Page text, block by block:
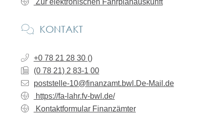
Zur elektronischen Fahrplanauskunft
KONTAKT
+0 78 21 28 30 ()
(0 78 21) 2 83-1 00
poststelle-10@finanzamt.bwl.De-Mail.de
https://fa-lahr.fv-bwl.de/
Kontaktformular Finanzämter